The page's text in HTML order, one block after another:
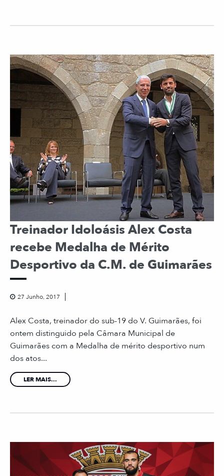
Treinador Idoloásis Alex Costa
recebe Medalha de Mérito
Desportivo da C.M. de Guimarães
27 Junho, 2017
Alex Costa, treinador do sub-19 do V. Guimarães, foi
ontem distinguido pela Câmara Municipal de
Guimarães com a Medalha de mérito desportivo num
dos atos...
LER MAIS...